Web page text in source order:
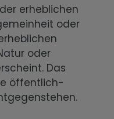
erheblichen
oder
oder
Das
öffentlich-